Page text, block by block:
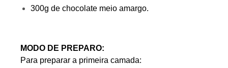
300g de chocolate meio amargo.
MODO DE PREPARO:
Para preparar a primeira camada: